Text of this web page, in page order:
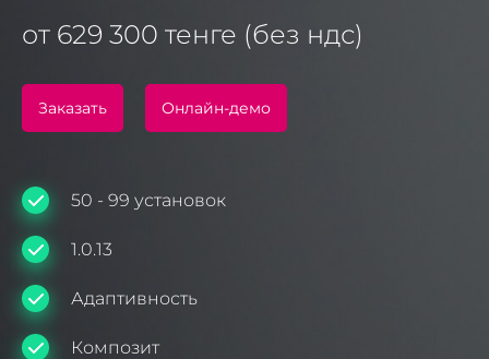
от 629 300 тенге (без ндс)
Заказать Онлайн-демо
50 - 99 установок
1.0.13
Адаптивность
Композит